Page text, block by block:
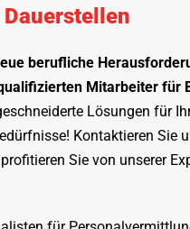
berufliche
Mitarbeiter für
Lösungen für
Kontaktieren Sie
Sie von unserer